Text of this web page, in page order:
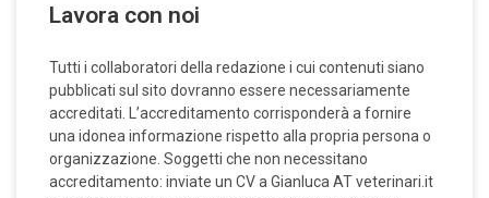
Lavora con noi
Tutti i collaboratori della redazione i cui contenuti siano
pubblicati sul sito dovranno essere necessariamente
accreditati. L’accreditamento corrisponderà a fornire
una idonea informazione rispetto alla propria persona o
organizzazione. Soggetti che non necessitano
accreditamento: inviate un CV a Gianluca AT veterinari.it